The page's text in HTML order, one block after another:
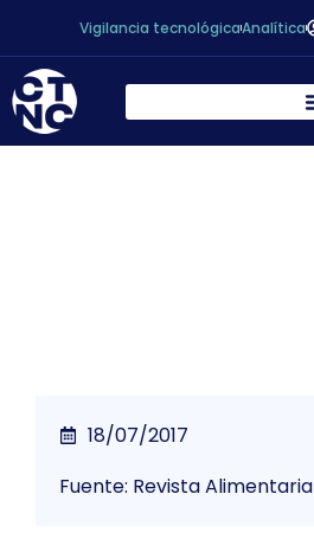
Vigilancia tecnológicaAnalítica
18/07/2017
Fuente: Revista Alimentaria